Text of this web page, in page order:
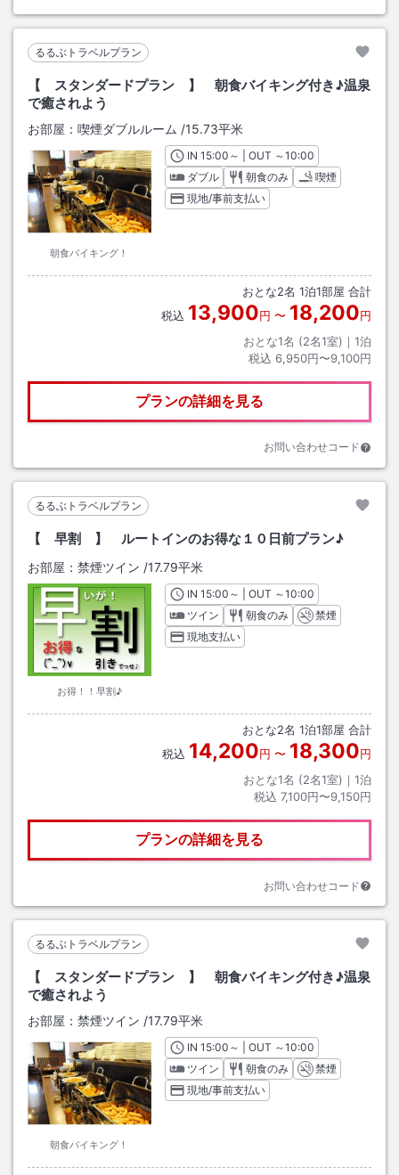
るるぶトラベルプラン
【 スタンダードプラン 】 朝食バイキング付き♪温泉
で癒されよう
お部屋： 喫煙ダブルルーム /15.73平米
朝食バイキング！
INチェックイン
15:00 ～ | OUT チェックアウト
～10:00
ダブル
朝食のみ
喫煙
現地/事前支払い
おとな2名 1泊1部屋 合計
税込 13,900円 〜 18,200円
おとな1名 (2名1室)｜ 1泊
税込 6,950円〜9,100円
プランの詳細を見る
お問い合わせコード
るるぶトラベルプラン
【 早割 】 ルートインのお得な１０日前プラン♪
お部屋： 禁煙ツイン /17.79平米
お得！！早割♪
INチェックイン
15:00 ～ | OUT チェックアウト
～10:00
ツイン
朝食のみ
禁煙
現地支払い
おとな2名 1泊1部屋 合計
税込 14,200円 〜 18,300円
おとな1名 (2名1室)｜ 1泊
税込 7,100円〜9,150円
プランの詳細を見る
お問い合わせコード
るるぶトラベルプラン
【 スタンダードプラン 】 朝食バイキング付き♪温泉
で癒されよう
お部屋： 禁煙ツイン /17.79平米
朝食バイキング！
INチェックイン
15:00 ～ | OUT チェックアウト
～10:00
ツイン
朝食のみ
禁煙
現地/事前支払い